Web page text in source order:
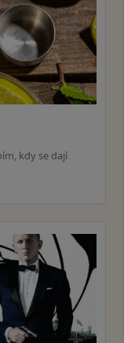
kdy se dají